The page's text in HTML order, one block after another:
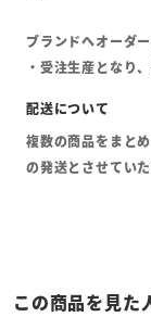
ブランドへオーダ
・受注生産となり
複数の商品をまと
の発送とさせていた
この商品を見た